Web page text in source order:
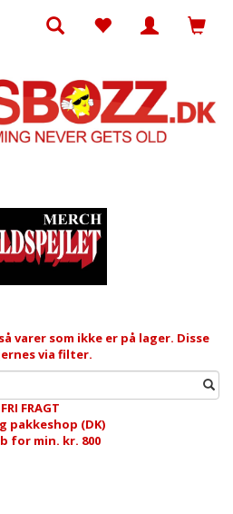
varer som ikke er på lager. Disse
via filter.
FRI FRAGT
pakkeshop (DK)
for min. kr. 800